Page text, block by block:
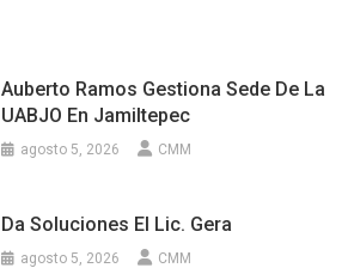
Auberto Ramos Gestiona Sede De La
UABJO En Jamiltepec
agosto 5, 2026 CMM
Da Soluciones El Lic. Gera
agosto 5, 2026 CMM